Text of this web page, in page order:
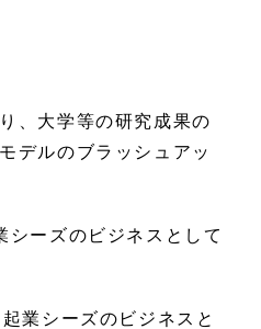
、大学等の研究成果の
デルのブラッシュアッ
シーズのビジネスとして
業シーズのビジネスと